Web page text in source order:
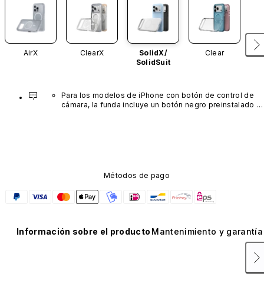
AirX ClearX
SolidX/
SolidSuit
Clear
Para los modelos de iPhone con botón de control de
cámara, la funda incluye un botón negro preinstalado
Métodos de pago
Información sobre el producto Mantenimiento y garantía